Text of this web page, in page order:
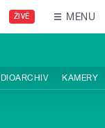
ŽIVĚ MENU
KAMERY